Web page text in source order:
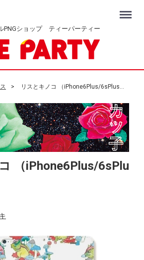
PNGショップ ティーパーティー
Menu
リスとキノコ （iPhone6Plus/6sPlus）
（iPhone6Plus/6sPlu